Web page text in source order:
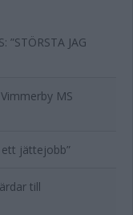
”STÖRSTA JAG
MS
ett jättejobb”
till